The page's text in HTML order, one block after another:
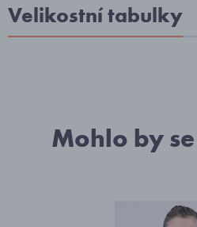
Velikostní tabulky
Mohlo by